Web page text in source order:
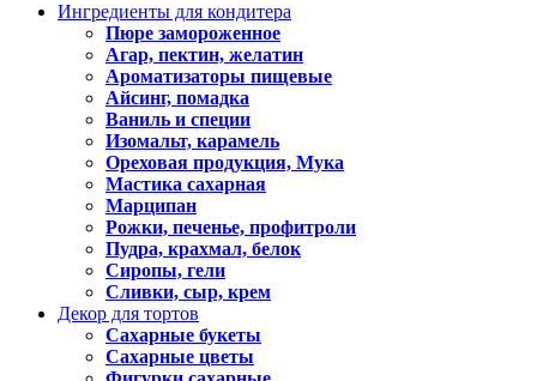
Ингредиенты для кондитера
Пюре замороженное
Агар, пектин, желатин
Ароматизаторы пищевые
Айсинг, помадка
Ваниль и специи
Изомальт, карамель
Ореховая продукция, Мука
Мастика сахарная
Марципан
Рожки, печенье, профитроли
Пудра, крахмал, белок
Сиропы, гели
Сливки, сыр, крем
Декор для тортов
Сахарные букеты
Сахарные цветы